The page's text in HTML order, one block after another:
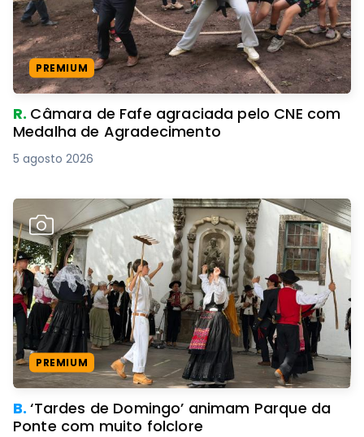
PREMIUM
R. Câmara de Fafe agraciada pelo CNE com
Medalha de Agradecimento
5 agosto 2026
PREMIUM
B.‘Tardes de Domingo’ animam Parque da
Ponte com muito folclore